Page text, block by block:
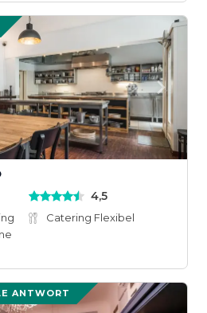
4,5
Catering Flexibel
ANTWORT